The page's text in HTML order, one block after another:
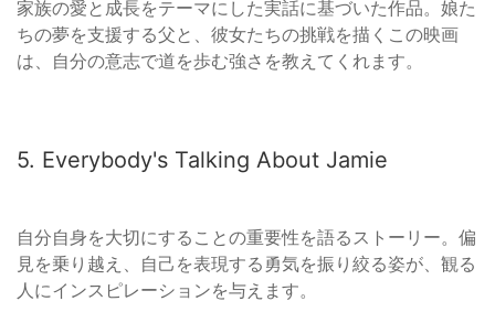
家族の愛と成長をテーマにした実話に基づいた作品。娘た
ちの夢を支援する父と、彼女たちの挑戦を描くこの映画
は、自分の意志で道を歩む強さを教えてくれます。
5. Everybody's Talking About Jamie
自分自身を大切にすることの重要性を語るストーリー。偏
見を乗り越え、自己を表現する勇気を振り絞る姿が、観る
人にインスピレーションを与えます。